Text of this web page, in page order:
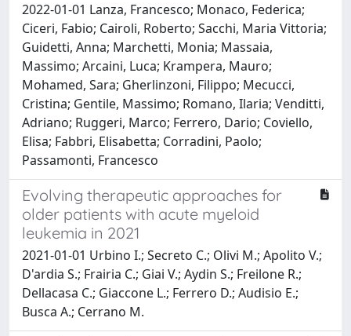
2022-01-01 Lanza, Francesco; Monaco, Federica;
Ciceri, Fabio; Cairoli, Roberto; Sacchi, Maria Vittoria;
Guidetti, Anna; Marchetti, Monia; Massaia,
Massimo; Arcaini, Luca; Krampera, Mauro;
Mohamed, Sara; Gherlinzoni, Filippo; Mecucci,
Cristina; Gentile, Massimo; Romano, Ilaria; Venditti,
Adriano; Ruggeri, Marco; Ferrero, Dario; Coviello,
Elisa; Fabbri, Elisabetta; Corradini, Paolo;
Passamonti, Francesco
Evolving therapeutic approaches for
older patients with acute myeloid
leukemia in 2021
2021-01-01 Urbino I.; Secreto C.; Olivi M.; Apolito V.;
D'ardia S.; Frairia C.; Giai V.; Aydin S.; Freilone R.;
Dellacasa C.; Giaccone L.; Ferrero D.; Audisio E.;
Busca A.; Cerrano M.